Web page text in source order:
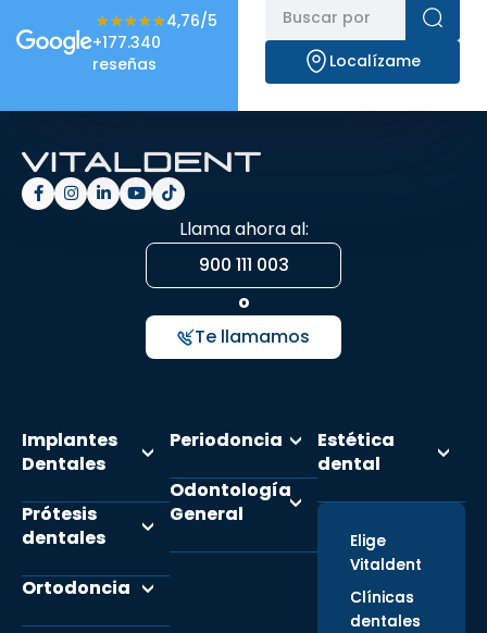
★★★★★
★★★★★4,76/5
+177.340
reseñas
Localízame
Llama ahora al:
900 111 003
o
Te llamamos
Implantes
Dentales
Prótesis
dentales
Ortodoncia
Periodoncia
Odontología
General
Estética
dental
Elige
Vitaldent
Clínicas
dentales